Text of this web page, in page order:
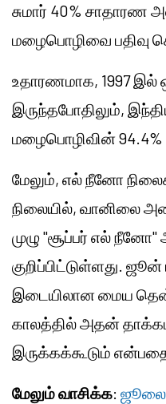
சுமார் 40% சாதாரண
மழைபொழிவை பதிவு
உதாரணமாக, 1997 இல்
இருந்தபோதிலும்,
மழைபொழிவின் 94.4%
மேலும், எல் நீனோ
நிலையில், வானிலை
முழு "சூப்பர் எல்
குறிப்பிட்டுள்ளது.
இடையிலான மைய
காலத்தில் அதன்
இருக்கக்கூடும்
மேலும் வாசிக்க: ஜூலை